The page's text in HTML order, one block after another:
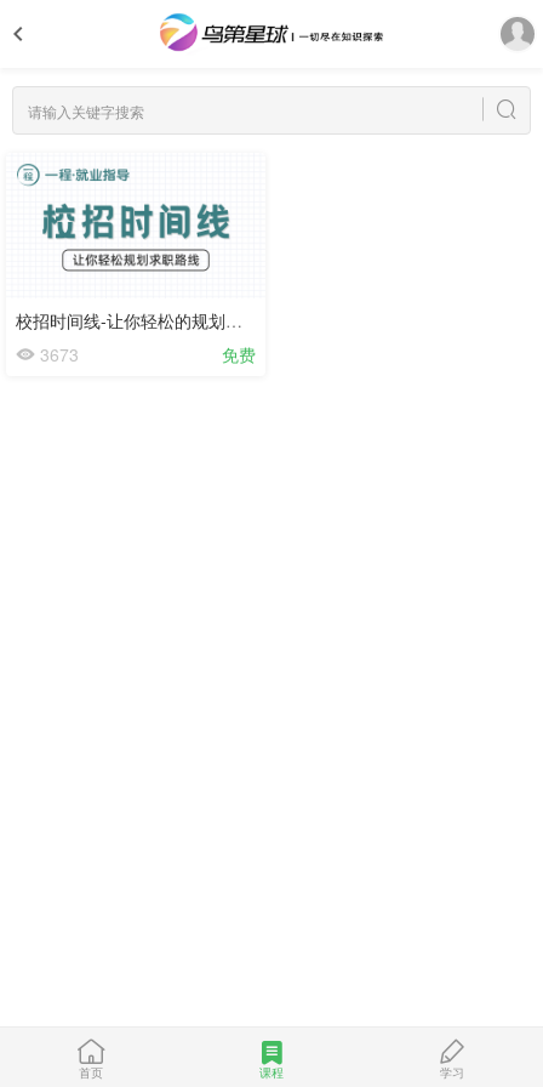
校招时间线-让你轻松的规划求职路线（商大专场）
3673
免费
首页 课程 学习